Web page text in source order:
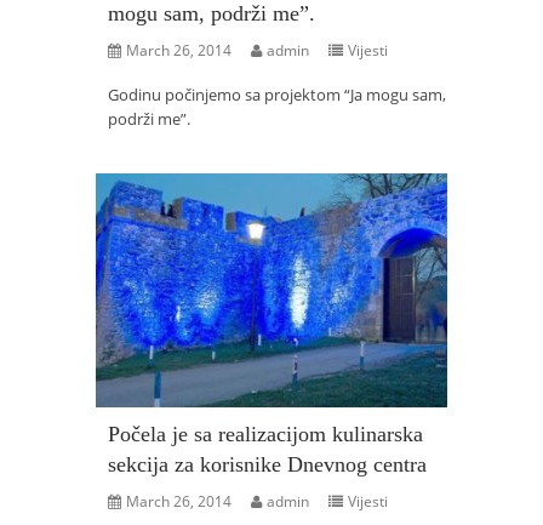
mogu sam, podrži me”.
March 26, 2014 admin Vijesti
Godinu počinjemo sa projektom “Ja mogu sam,
podrži me”.
Počela je sa realizacijom kulinarska
sekcija za korisnike Dnevnog centra
March 26, 2014 admin Vijesti